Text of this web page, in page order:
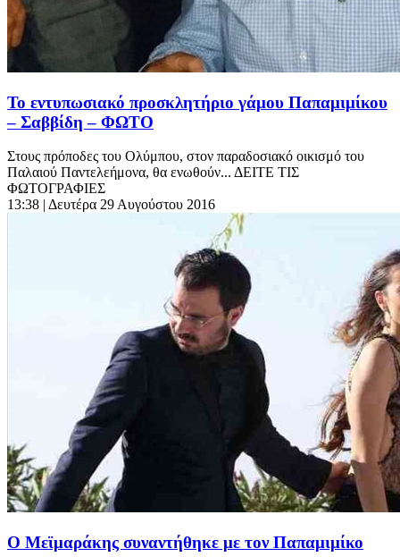
Το εντυπωσιακό προσκλητήριο γάμου Παπαμιμίκου
– Σαββίδη – ΦΩΤΟ
Στους πρόποδες του Ολύμπου, στον παραδοσιακό οικισμό του
Παλαιού Παντελεήμονα, θα ενωθούν... ΔΕΙΤΕ ΤΙΣ
ΦΩΤΟΓΡΑΦΙΕΣ
13:38 | Δευτέρα 29 Αυγούστου 2016
Ο Μεϊμαράκης συναντήθηκε με τον Παπαμιμίκο